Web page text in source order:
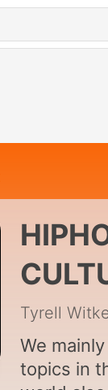
Tyrell
We
topics in